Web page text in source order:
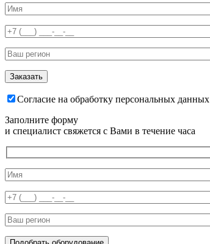
Согласие на обработку персональных данных
Заполните форму
и специалист свяжется с Вами в течение часа